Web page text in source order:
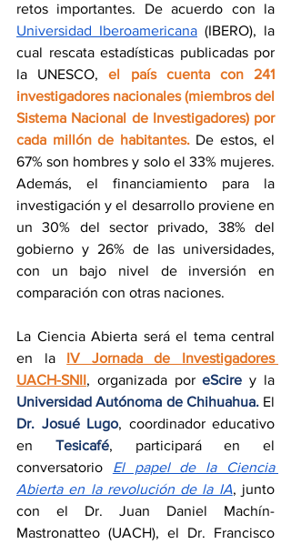
Universidad Iberoamericana (IBERO), la
cual rescata estadísticas publicadas por
la UNESCO, el país cuenta con 241
investigadores nacionales (miembros del
Sistema Nacional de Investigadores) por
cada millón de habitantes. De estos, el
67% son hombres y solo el 33% mujeres.
Además, el financiamiento para la
investigación y el desarrollo proviene en
un 30% del sector privado, 38% del
gobierno y 26% de las universidades,
con un bajo nivel de inversión en
comparación con otras naciones.
La Ciencia Abierta será el tema central
en la IV Jornada de Investigadores
UACH-SNII, organizada por eScire
Universidad Autónoma de Chihuahua.
Dr. Josué Lugo, coordinador educativo
en Tesicafé, participará en el
conversatorio El papel de la Ciencia
Abierta en la revolución de la IA, junto
con el Dr. Juan Daniel Machín-
Mastronatteo (UACH), el Dr. Francisco